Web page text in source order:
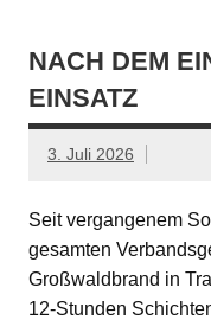
NACH DEM
EINSATZ
3. Juli 2026
Seit vergangenem
gesamten
Großwaldbrand in
12-Stunden